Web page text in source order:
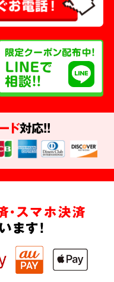
ド対応!!
・スマホ決済
ます!